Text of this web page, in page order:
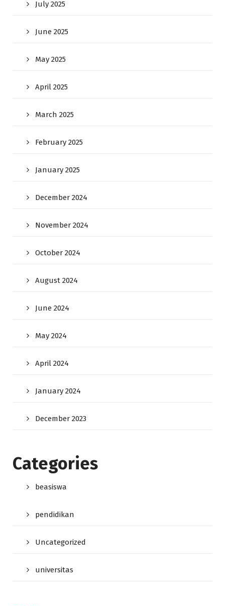
July 2025
June 2025
May 2025
April 2025
March 2025
February 2025
January 2025
December 2024
November 2024
October 2024
August 2024
June 2024
May 2024
April 2024
January 2024
December 2023
Categories
beasiswa
pendidikan
Uncategorized
universitas